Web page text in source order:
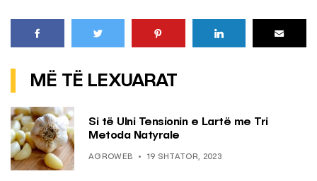
MË TË LEXUARAT
Si të Ulni Tensionin e Lartë me Tri
Metoda Natyrale
AGROWEB 19 SHTATOR, 2023